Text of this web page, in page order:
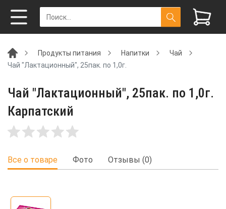
Продукты питания Напитки
Чай
Чай "Лактационный", 25пак. по 1,0г.
Чай "Лактационный", 25пак. по 1,0г.
Карпатский
Все о товаре Фото Отзывы (0)